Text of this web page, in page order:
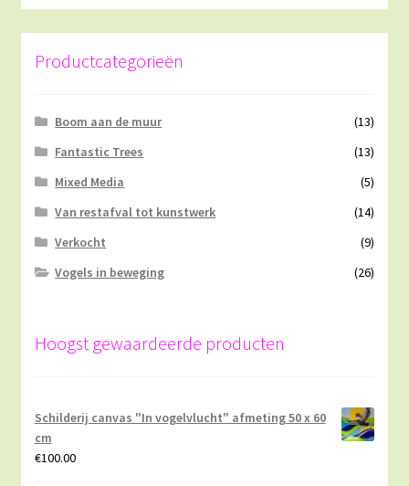
Productcategorieën
Boom aan de muur
(13)
Fantastic Trees
(13)
Mixed Media
(5)
Van restafval tot kunstwerk
(14)
Verkocht
(9)
Vogels in beweging
(26)
Hoogst gewaardeerde producten
Schilderij canvas "In vogelvlucht" afmeting 50 x 60
cm
€100.00